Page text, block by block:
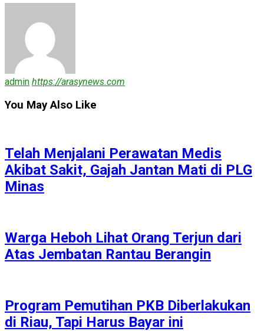
admin https://arasynews.com
You May Also Like
Telah Menjalani Perawatan Medis
Akibat Sakit, Gajah Jantan Mati di PLG
Minas
Warga Heboh Lihat Orang Terjun dari
Atas Jembatan Rantau Berangin
Program Pemutihan PKB Diberlakukan
di Riau, Tapi Harus Bayar ini